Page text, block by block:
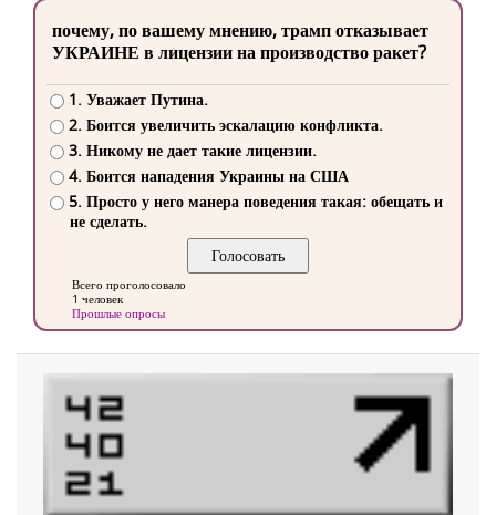
почему, по вашему мнению, трамп отказывает
УКРАИНЕ в лицензии на производство ракет?
1. Уважает Путина.
2. Боится увеличить эскалацию конфликта.
3. Никому не дает такие лицензии.
4. Боится нападения Украины на США
5. Просто у него манера поведения такая: обещать и
не сделать.
Всего проголосовало
1 человек
Прошлые опросы